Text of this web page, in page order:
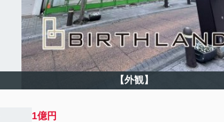
【外観】
1億円